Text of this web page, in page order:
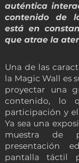
auténtica
contenido de
está en
que atrae la
Una de las
la Magic Wall es
proyectar una
contenido, lo
participación y
Ya sea una
muestra de
presentación
pantalla táctil